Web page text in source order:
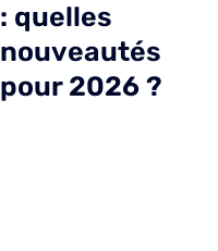
: quelles
nouveautés
pour 2026 ?